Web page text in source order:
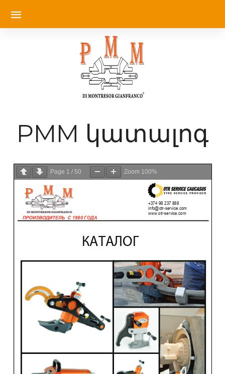
PMM կատալոգ
Page 1 /50 Zoom 100%